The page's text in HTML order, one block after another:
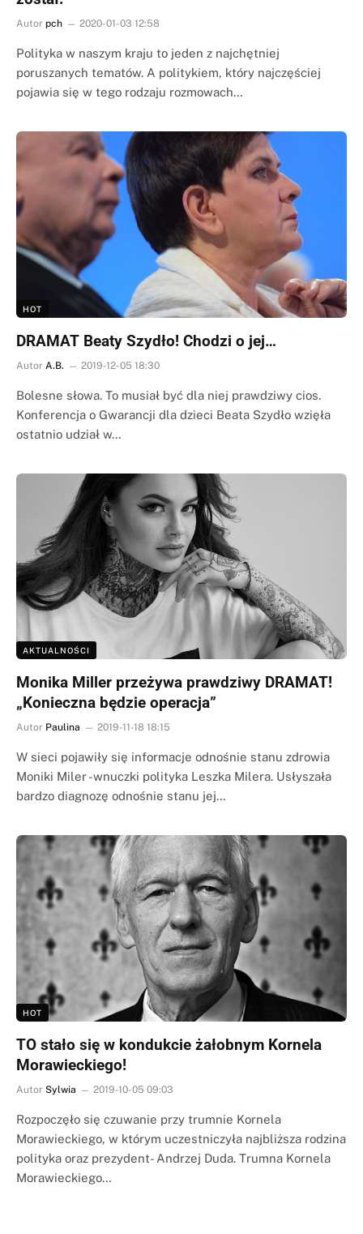
Autor pch 2020-01-03 12:58
Polityka w naszym kraju to jeden z najchętniej
poruszanych tematów. A politykiem, który najczęściej
pojawia się w tego rodzaju rozmowach…
HOT
DRAMAT Beaty Szydło! Chodzi o jej…
Autor A.B. 2019-12-05 18:30
Bolesne słowa. To musiał być dla niej prawdziwy cios.
Konferencja o Gwarancji dla dzieci Beata Szydło wzięła
ostatnio udział w…
AKTUALNOŚCI
Monika Miller przeżywa prawdziwy DRAMAT!
„Konieczna będzie operacja”
Autor Paulina 2019-11-18 18:15
W sieci pojawiły się informacje odnośnie stanu zdrowia
Moniki Miler -wnuczki polityka Leszka Milera. Usłyszała
bardzo diagnozę odnośnie stanu jej…
HOT
TO stało się w kondukcie żałobnym Kornela
Morawieckiego!
Autor Sylwia 2019-10-05 09:03
Rozpoczęło się czuwanie przy trumnie Kornela
Morawieckiego, w którym uczestniczyła najbliższa rodzina
polityka oraz prezydent- Andrzej Duda. Trumna Kornela
Morawieckiego…